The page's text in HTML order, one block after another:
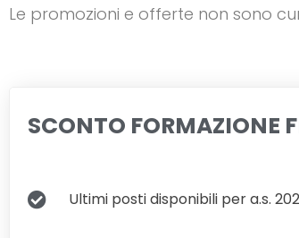
Le promozioni e offerte non sono
SCONTO FORMAZIONE
Ultimi posti disponibili per a.s.